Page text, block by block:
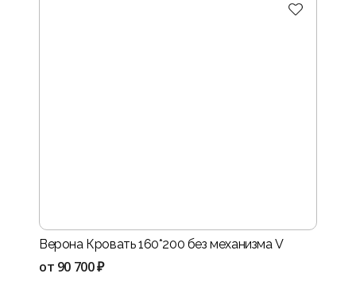
Верона Кровать 160*200 без механизма V
от 90 700 ₽